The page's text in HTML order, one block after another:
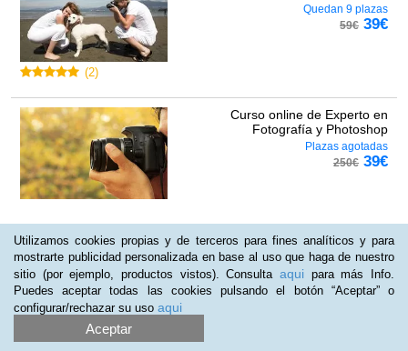
Quedan 9 plazas
59€ 39€
(2)
Curso online de Experto en
Fotografía y Photoshop
Plazas agotadas
250€ 39€
Curso online de Machine Learning
con Python
Plazas limitadas
€69
Utilizamos cookies propias y de terceros para fines analíticos y para
mostrarte publicidad personalizada en base al uso que haga de nuestro
sitio (por ejemplo, productos vistos). Consulta aqui para más Info.
Puedes aceptar todas las cookies pulsando el botón “Aceptar” o
configurar/rechazar su uso aqui
Aceptar